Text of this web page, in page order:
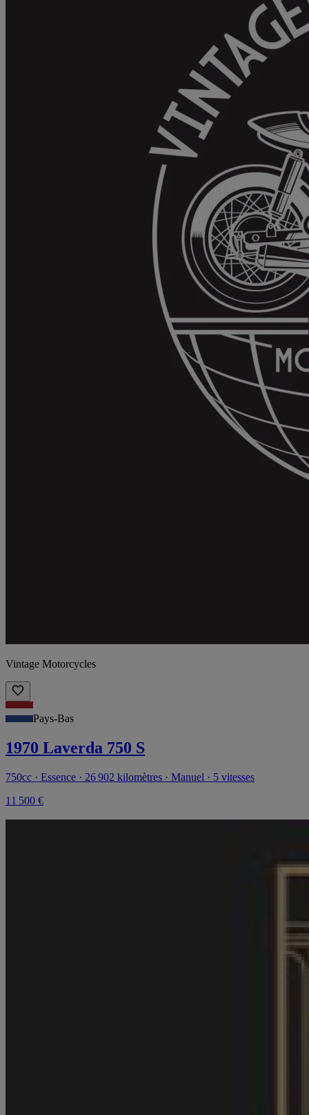
Vintage Motorcycles
Pays-Bas
1970 Laverda 750 S
750cc · Essence · 26 902 kilomètres · Manuel · 5 vitesses
11 500 €